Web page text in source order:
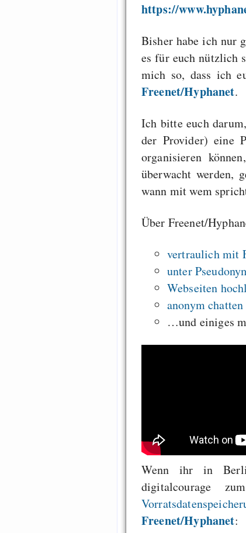
https://
Bisher habe ich nur
es für euch nützlich
mich so, dass ich
Freenet/Hyphanet.
Ich bitte euch
der Provider) eine
organisieren
überwacht werden,
wann mit wem
Über Freenet/
vertraulich mit
unter
Webseiten
anonym chatten
…und einiges
Wenn ihr in
digitalcourage
Freenet/Hyphanet: